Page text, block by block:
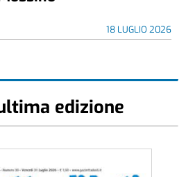
18 LUGLIO 2026
edizione